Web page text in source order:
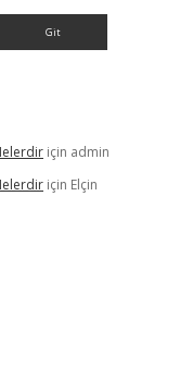
için admin
için Elçin